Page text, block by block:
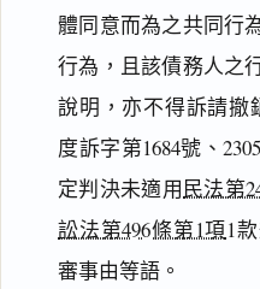
體同意而為之共同行
行為，且該債務人之
說明，亦不得訴請撤
度訴字第1684號、
定判決未適用民法第
訟法第496條第1項1
審事由等語。